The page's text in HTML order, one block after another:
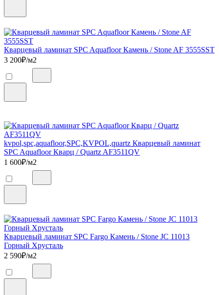
Кварцевый ламинат SPC Aquafloor Камень / Stone AF 3555SST
3 200₽/м2
kvpol,spc,aquafloor,SPC,KVPOL,quartz Кварцевый ламинат
SPC Aquafloor Кварц / Quartz AF3511QV
1 600₽/м2
Кварцевый ламинат SPC Fargo Камень / Stone JC 11013
Горный Хрусталь
2 590₽/м2